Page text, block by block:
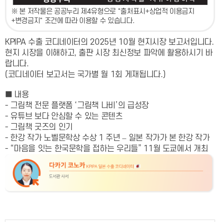
※ 본 저작물은 공공누리 제4유형으로 "출처표시+상업적 이용금지
+변경금지" 조건에 따라 이용할 수 있습니다.
KPIPA 수출 코디네이터의 2025년 10월 현지시장 보고서입니다.
현지 시장을 이해하고, 출판 시장 최신정보 파악에 활용하시기 바
랍니다.
(코디네이터 보고서는 국가별 월 1회 게재됩니다.)
■ 내용
- 그림책 전문 플랫폼 ‘그림책 나비’의 급성장
- 유튜브 보다 안심할 수 있는 콘텐츠
- 그림책 굿즈의 인기
- 한강 작가 노벨문학상 수상 1 주년 – 일본 작가가 본 한강 작가
- “마음을 잇는 한국문학을 접하는 우리들” 11월 도쿄에서 개최